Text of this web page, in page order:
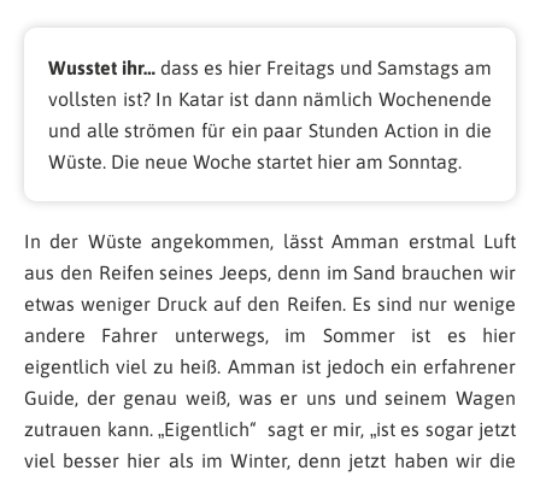
Wusstet ihr… dass es hier Freitags und Samstags am
vollsten ist? In Katar ist dann nämlich Wochenende
und alle strömen für ein paar Stunden Action in die
Wüste. Die neue Woche startet hier am Sonntag.
In der Wüste angekommen, lässt Amman erstmal Luft
aus den Reifen seines Jeeps, denn im Sand brauchen wir
etwas weniger Druck auf den Reifen. Es sind nur wenige
andere Fahrer unterwegs, im Sommer ist es hier
eigentlich viel zu heiß. Amman ist jedoch ein erfahrener
Guide, der genau weiß, was er uns und seinem Wagen
zutrauen kann. „Eigentlich“ sagt er mir, „ist es sogar jetzt
viel besser hier als im Winter, denn jetzt haben wir die